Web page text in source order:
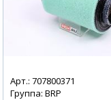
Арт.: 707800371
Группа: BRP